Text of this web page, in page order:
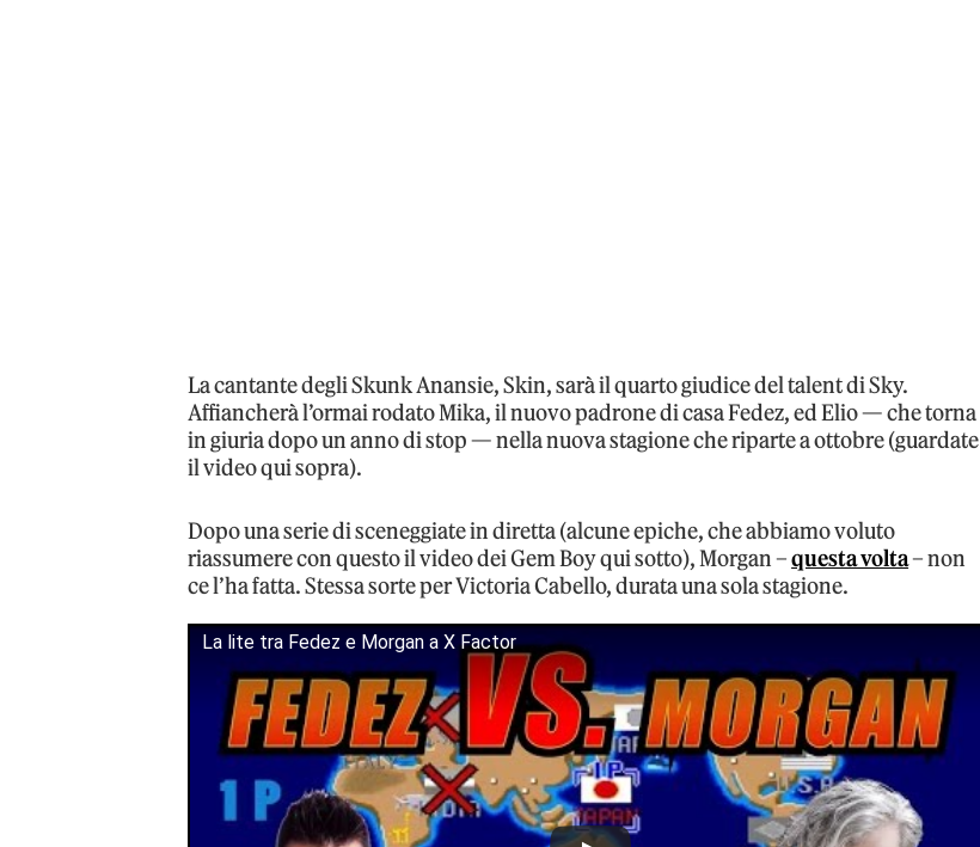
La cantante degli Skunk Anansie, Skin, sarà il quarto giudice del talent di Sky.
Affiancherà l’ormai rodato Mika, il nuovo padrone di casa Fedez, ed Elio — che torna
in giuria dopo un anno di stop — nella nuova stagione che riparte a ottobre (guardate
il video qui sopra).
Dopo una serie di sceneggiate in diretta (alcune epiche, che abbiamo voluto
riassumere con questo il video dei Gem Boy qui sotto), Morgan –questa volta– non
ce l’ha fatta. Stessa sorte per Victoria Cabello, durata una sola stagione.
La lite tra Fedez e Morgan a X Factor